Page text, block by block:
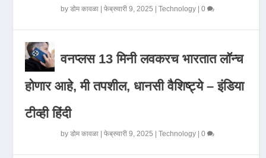
byडोम कावळा |फेब्रुवारी 9, 2025 |Technology |0
वनप्लस 13 मिनी लवकरच भारतात लॉन्च
होणार आहे, मी तपशील, धानसी वैशिष्ट्ये – इंडिया
टीव्ही हिंदी
byडोम कावळा |फेब्रुवारी 9, 2025 |Technology |0